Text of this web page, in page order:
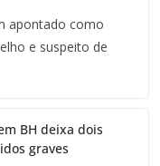
apontado como
e suspeito de
BH deixa dois
graves